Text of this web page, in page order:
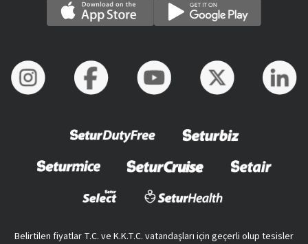
Belirtilen fiyatlar T.C. ve K.K.T.C. vatandaşları için geçerli olup tesisler